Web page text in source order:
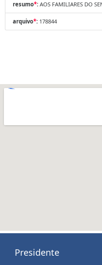
resumo*: AOS FAMILIARES DO
arquivo*: 178844
Presidente